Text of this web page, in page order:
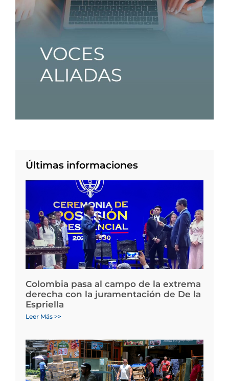
Últimas informaciones
Colombia pasa al campo de la extrema
derecha con la juramentación de De la
Espriella
Leer Más >>